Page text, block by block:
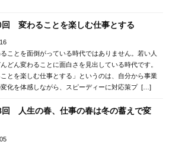
回 変わることを楽しむ仕事とする
とを面倒がっている時代ではありません。若い人
どん変わることに面白さを見出している時代です。
ことを楽しむ仕事とする」というのは、自分から事業
化を体感しながら、スピーディーに対応策プ […]
回 人生の春、仕事の春は冬の蓄えで変